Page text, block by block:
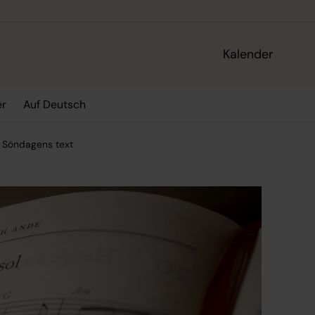
Kalender
Auf Deutsch
Söndagens text